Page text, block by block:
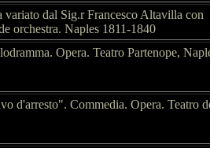
variato dal Sig.r Francesco Altavilla con
orchestra. Naples 1811-1840
Opera. Teatro Partenope,
d'arresto". Commedia. Opera. Teatro